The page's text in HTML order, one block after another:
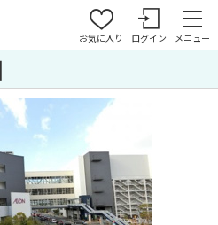
お気に入り ログイン メニュー